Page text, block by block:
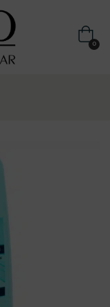
0